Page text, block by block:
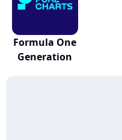
Formula One
Generation